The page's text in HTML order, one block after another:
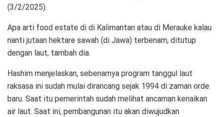
(3/2/2025).
Apa arti food estate di di Kalimantan atau di Merauke kalau
nanti jutaan hektare sawah (di Jawa) terbenam, ditutup
dengan laut, tambah dia.
Hashim menjelaskan, sebenarnya program tanggul laut
raksasa ini sudah mulai dirancang sejak 1994 di zaman orde
baru. Saat itu pemerintah sudah melihat ancaman kenaikan
air laut. Saat ini, pembangunan itu akan diwujudkan